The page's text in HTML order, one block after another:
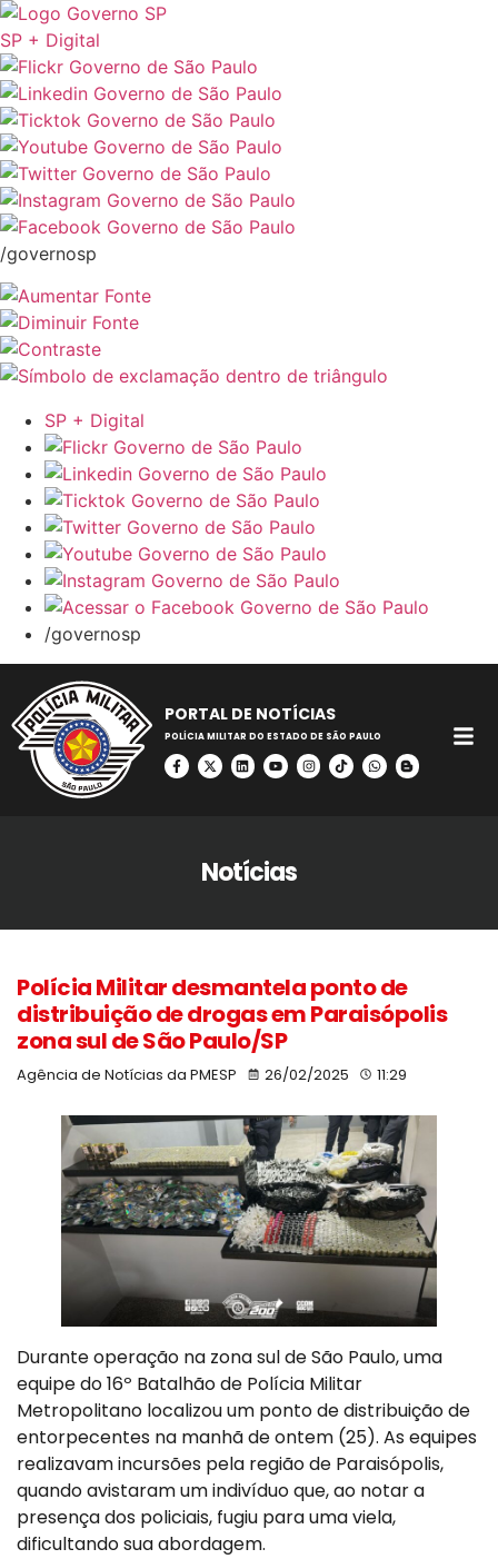
SP + Digital
/governosp
SP + Digital
/governosp
PORTAL DE NOTÍCIAS
POLÍCIA MILITAR DO ESTADO DE SÃO PAULO
Notícias
Polícia Militar desmantela ponto de
distribuição de drogas em Paraisópolis
zona sul de São Paulo/SP
Agência de Notícias da PMESP 26/02/2025 11:29
Durante operação na zona sul de São Paulo, uma
equipe do 16º Batalhão de Polícia Militar
Metropolitano localizou um ponto de distribuição de
entorpecentes na manhã de ontem (25). As equipes
realizavam incursões pela região de Paraisópolis,
quando avistaram um indivíduo que, ao notar a
presença dos policiais, fugiu para uma viela,
dificultando sua abordagem.